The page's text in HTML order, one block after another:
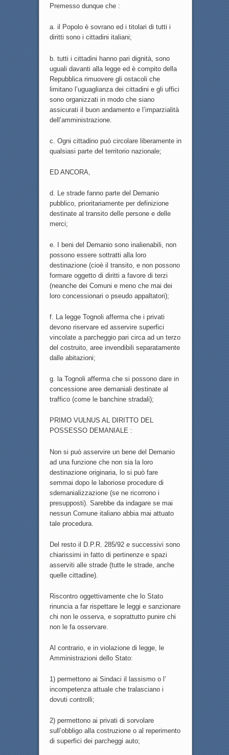
Premesso dunque che :
a. il Popolo è sovrano ed i titolari di tutti i
diritti sono i cittadini italiani;
b. tutti i cittadini hanno pari dignità, sono
uguali davanti alla legge ed è compito della
Repubblica rimuovere gli ostacoli che
limitano l’uguaglianza dei cittadini e gli uffici
sono organizzati in modo che siano
assicurati il buon andamento e l’imparzialità
dell’amministrazione.
c. Ogni cittadino può circolare liberamente in
qualsiasi parte del territorio nazionale;
ED ANCORA,
d. Le strade fanno parte del Demanio
pubblico, prioritariamente per definizione
destinate al transito delle persone e delle
merci;
e. I beni del Demanio sono inalienabili, non
possono essere sottratti alla loro
destinazione (cioè il transito, e non possono
formare oggetto di diritti a favore di terzi
(neanche dei Comuni e meno che mai dei
loro concessionari o pseudo appaltatori);
f. La legge Tognoli afferma che i privati
devono riservare ed asservire superfici
vincolate a parcheggio pari circa ad un terzo
del costruito, aree invendibili separatamente
dalle abitazioni;
g. la Tognoli afferma che si possono dare in
concessione aree demaniali destinate al
traffico (come le banchine stradali);
PRIMO VULNUS AL DIRITTO DEL
POSSESSO DEMANIALE :
Non si può asservire un bene del Demanio
ad una funzione che non sia la loro
destinazione originaria, lo si può fare
semmai dopo le laboriose procedure di
sdemanializzazione (se ne ricorrono i
presupposti). Sarebbe da indagare se mai
nessun Comune italiano abbia mai attuato
tale procedura.
Del resto il D.P.R. 285/92 e successivi sono
chiarissimi in fatto di pertinenze e spazi
asserviti alle strade (tutte le strade, anche
quelle cittadine).
Riscontro oggettivamente che lo Stato
rinuncia a far rispettare le leggi e sanzionare
chi non le osserva, e soprattutto punire chi
non le fa osservare.
Al contrario, e in violazione di legge, le
Amministrazioni dello Stato:
1) permettono ai Sindaci il lassismo o l’
incompetenza attuale che tralasciano i
dovuti controlli;
2) permettono ai privati di sorvolare
sull’obbligo alla costruzione o al reperimento
di superfici dei parcheggi auto;